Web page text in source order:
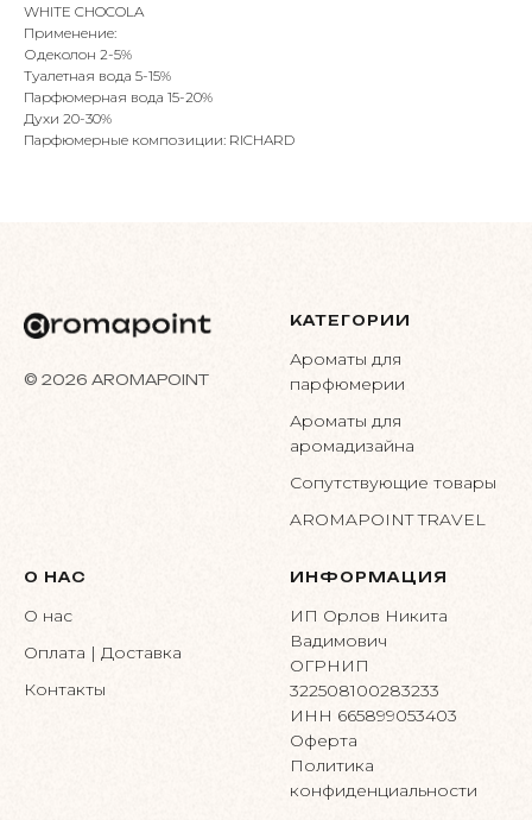
WHITE CHOCOLA
Применение:
Одеколон 2-5%
Туалетная вода 5-15%
Парфюмерная вода 15-20%
Духи 20-30%
Парфюмерные композиции: RICHARD
© 2026 AROMAPOINT
КАТЕГОРИИ
Ароматы для
парфюмерии
Ароматы для
аромадизайна
Сопутствующие товары
AROMAPOINT TRAVEL
О НАС
О нас
Оплата | Доставка
Контакты
ИНФОРМАЦИЯ
ИП Орлов Никита
Вадимович
ОГРНИП
322508100283233
ИНН 665899053403
Оферта
Политика
конфиденциальности